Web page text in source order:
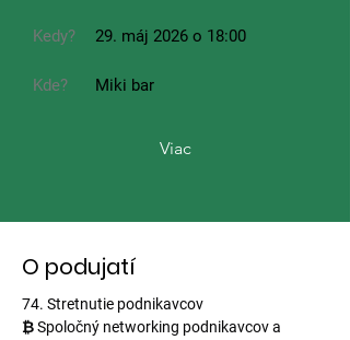
O podujatí
74. Stretnutie podnikavcov
₿ Spoločný networking podnikavcov a
Kedy? 29. máj 2026 o 18:00
Kde? Miki bar
Viac